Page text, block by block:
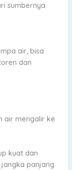
sumbernya.
air, bisa
dan
air mengalir ke
kuat dan
panjang.